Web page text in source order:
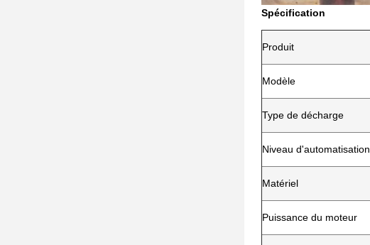
Spécification
Produit
Modèle
Type de décharge
Niveau d'automatisation
Matériel
Puissance du moteur